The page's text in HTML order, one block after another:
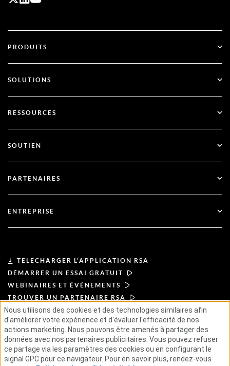
PRODUITS
SecurID
SOLUTIONS
Authentification multifactorielle
Services financiers
RESSOURCES
Blog
Documentation
SOUTIEN
Soutien à la clientèle
PARTENAIRES
Devenir partenaire
ENTREPRISE
Leadership
Actualités et presse
Ressources
Carrières
TÉLÉCHARGER L'APPLICATION RSA
DÉMARRER UN ESSAI GRATUIT
WEBINAIRES ET ÉVÉNEMENTS
TROUVER UN PARTENAIRE RSA
CONDITIONS D'UTILISATION
POLITIQUE DE CONFIDENTIALITÉ
ACCORDS TYPES
PRINCIPES DU FOURNISSEUR
CHAÎNE D'APPROVISIONNEMENT ÉTHIQUEGSE
Nous utilisons des cookies et des technologies similaires afin
d'améliorer votre expérience et d'évaluer l'efficacité de nos
actions marketing. Nous pouvons être amenés à partager des
données avec nos partenaires publicitaires. Vous pouvez refuser
ce partage via les paramètres des cookies ou en configurant le
signal GPC pour ce navigateur. Pour en savoir plus, rendez-vous